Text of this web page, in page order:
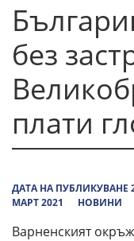
без
плати
ДАТА НА ПУБЛИКУВАНЕ
МАРТ 2021
НОВИНИ
Варненският